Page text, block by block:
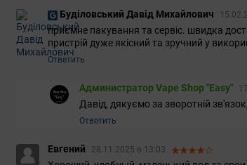
Буділовський Давід Михайлович
приємне пакування та сервіс. швидка
пристрій дуже якісний та зручний у
Ответить
Администратор Vape Shop "Easy"
Давід, дякуємо за зворотній
Ответить
Евгений 28.11.2025 в 13:03